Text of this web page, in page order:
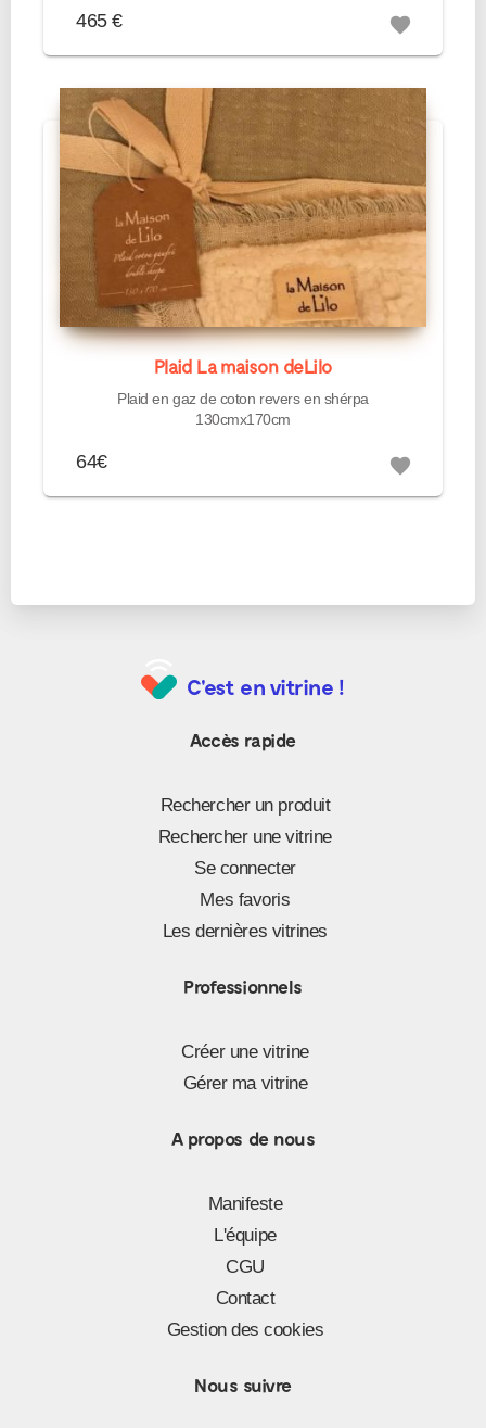
465 € favorite
Plaid La maison deLilo
Plaid en gaz de coton revers en shérpa
130cmx170cm
64€ favorite
C'est en vitrine !
Accès rapide
Rechercher un produit
Rechercher une vitrine
Se connecter
Mes favoris
Les dernières vitrines
Professionnels
Créer une vitrine
Gérer ma vitrine
A propos de nous
Manifeste
L'équipe
CGU
Contact
Gestion des cookies
Nous suivre